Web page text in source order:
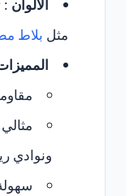
الألوان :
مثل بلاط
ونوادي